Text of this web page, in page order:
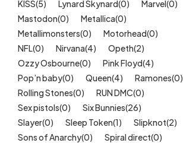
KISS(5) Lynard Skynard(0) Marvel(0)
Mastodon(0) Metallica(0)
Metallimonsters(0) Motorhead(0)
NFL(0) Nirvana(4) Opeth(2)
Ozzy Osbourne(0) Pink Floyd(4)
Pop’n baby(0) Queen(4) Ramones(0)
Rolling Stones(0) RUN DMC(0)
Sex pistols(0) Six Bunnies(26)
Slayer(0) Sleep Token(1) Slipknot(2)
Sons of Anarchy(0) Spiral direct(0)